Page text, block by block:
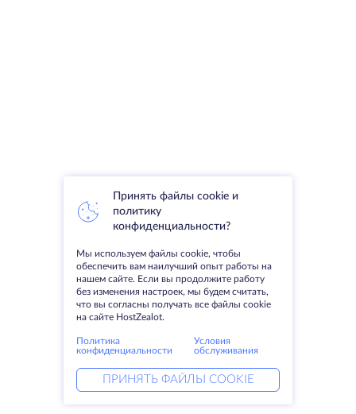
Принять файлы cookie и
политику
конфиденциальности?
Мы используем файлы cookie, чтобы
обеспечить вам наилучший опыт работы на
нашем сайте. Если вы продолжите работу
без изменения настроек, мы будем считать,
что вы согласны получать все файлы cookie
на сайте HostZealot.
Политика
конфиденциальности
Условия
обслуживания
ПРИНЯТЬ ФАЙЛЫ COOKIE